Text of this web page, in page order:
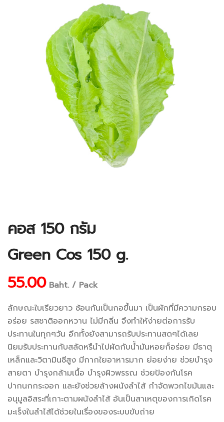
คอส 150 กรัม
Green Cos 150 g.
55.00Baht. / Pack
ลักษณะใบเรียวยาว ซ้อนกันเป็นกอขึ้นมา เป็นผักที่มีความกรอบ
อร่อย รสชาติออกหวาน ไม่มีกลิ่น จึงทำให้ง่ายต่อการรับ
ประทานในทุกๆวัน อีกทั้งยังสามารถรับประทานสดๆได้เลย
นิยมรับประทานกับสลัดหรืนำไปผัดกับน้ำมันหอยก็อร่อย มีธาตุ
เหล็กและวิตามินซีสูง มีกากใยอาหารมาก ย่อยง่าย ช่วยบำรุง
สายตา บำรุงกล้ามเนื้อ บำรุงผิวพรรณ ช่วยป้องกันโรค
ปากนกกระจอก และยังช่วยล้างผนังลำไส้ กำจัดพวกไขมันและ
อนุมูลอิสระที่เกาะตามผนังลำไส้ อันเป็นสาเหตุของการเกิดโรค
มะเร็งในลำไส้ได้ช่วยในเรื่องของระบบขับถ่าย